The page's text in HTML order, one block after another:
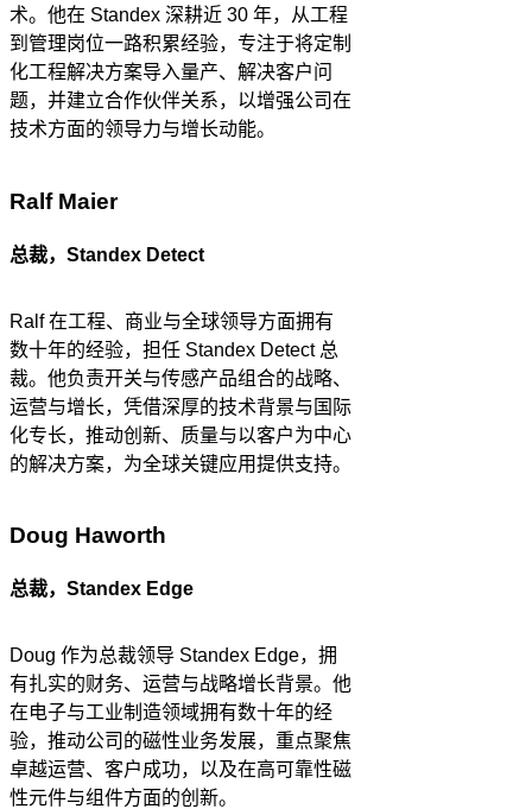
术。他在 Standex 深耕近 30 年，从工程
到管理岗位一路积累经验，专注于将定制
化工程解决方案导入量产、解决客户问
题，并建立合作伙伴关系，以增强公司在
技术方面的领导力与增长动能。
Ralf Maier
总裁，Standex Detect
Ralf 在工程、商业与全球领导方面拥有
数十年的经验，担任 Standex Detect 总
裁。他负责开关与传感产品组合的战略、
运营与增长，凭借深厚的技术背景与国际
化专长，推动创新、质量与以客户为中心
的解决方案，为全球关键应用提供支持。
Doug Haworth
总裁，Standex Edge
Doug 作为总裁领导 Standex Edge，拥
有扎实的财务、运营与战略增长背景。他
在电子与工业制造领域拥有数十年的经
验，推动公司的磁性业务发展，重点聚焦
卓越运营、客户成功，以及在高可靠性磁
性元件与组件方面的创新。